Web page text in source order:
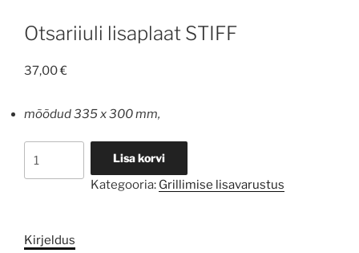
Otsariiuli lisaplaat STIFF
37,00€
mõõdud 335 x 300 mm,
lisaplaat
Lisa korvi
Kategooria: Grillimise lisavarustus
Kirjeldus